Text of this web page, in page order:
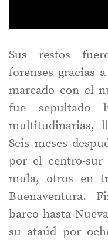
Sus restos
forenses gracias
marcado con el
fue sepultado
multitudinarias,
Seis meses
por el centro-sur
mula, otros en
Buenaventura.
barco hasta
su ataúd por